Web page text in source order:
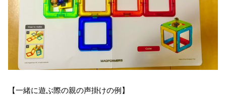
【一緒に遊ぶ際の親の声掛けの例】